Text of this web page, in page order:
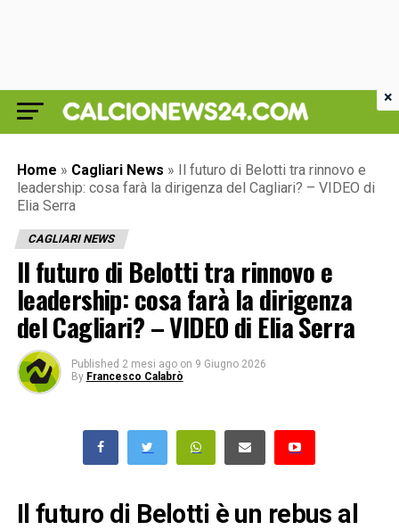
Home » Cagliari News » Il futuro di Belotti tra rinnovo e
leadership: cosa farà la dirigenza del Cagliari? – VIDEO di
Elia Serra
CAGLIARI NEWS
Il futuro di Belotti tra rinnovo e
leadership: cosa farà la dirigenza
del Cagliari? – VIDEO di Elia Serra
Published 2 mesi ago on 9 Giugno 2026
By Francesco Calabrò
Il futuro di Belotti è un rebus al
×